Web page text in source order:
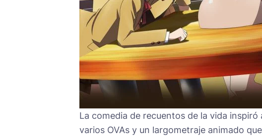
La comedia de recuentos de la vida
varios OVAs y un largometraje animado